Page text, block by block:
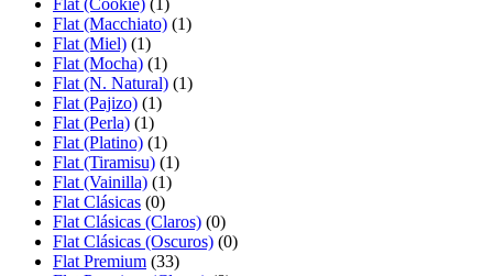
Flat (Cookie) (1)
Flat (Macchiato) (1)
Flat (Miel) (1)
Flat (Mocha) (1)
Flat (N. Natural) (1)
Flat (Pajizo) (1)
Flat (Perla) (1)
Flat (Platino) (1)
Flat (Tiramisu) (1)
Flat (Vainilla) (1)
Flat Clásicas (0)
Flat Clásicas (Claros) (0)
Flat Clásicas (Oscuros) (0)
Flat Premium (33)